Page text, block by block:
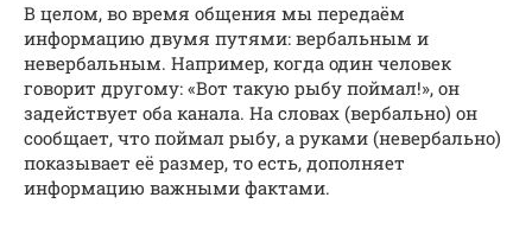
В целом, во время общения мы передаём
информацию двумя путями: вербальным и
невербальным. Например, когда один человек
говорит другому: «Вот такую рыбу поймал!», он
задействует оба канала. На словах (вербально) он
сообщает, что поймал рыбу, а руками (невербально)
показывает её размер, то есть, дополняет
информацию важными фактами.